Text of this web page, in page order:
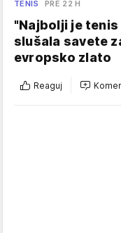
TENIS PRE 22 H
"Najbolji je
slušala savete
evropsko zlato
Reaguj